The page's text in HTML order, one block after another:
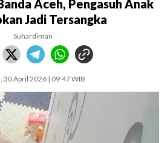
Aceh, Pengasuh Anak
Jadi Tersangka
Suhardiman
30 April 2026 | 09:47 WIB